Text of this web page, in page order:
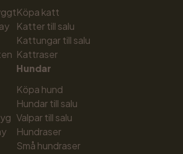
Köpa katt
Katter till salu
Kattungar till salu
Kattraser
Hundar
Köpa hund
Hundar till salu
Valpar till salu
Hundraser
Små hundraser